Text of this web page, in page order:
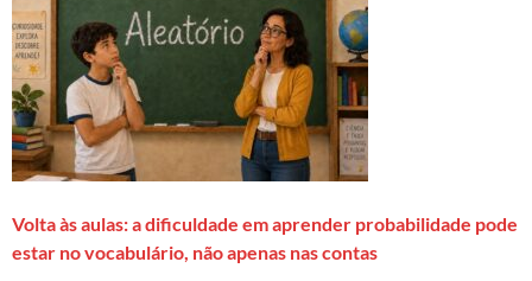
Volta às aulas: a dificuldade em aprender probabilidade pode
estar no vocabulário, não apenas nas contas